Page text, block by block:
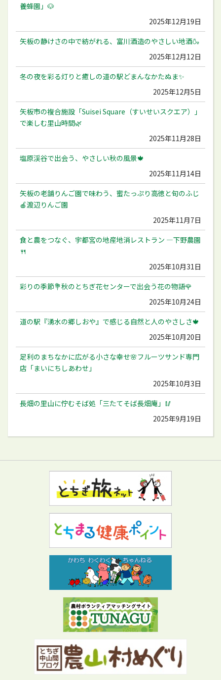
養蜂園」🐶
2025年12月19日
矢板の静けさの中で紡がれる、富川酒造のやさしい地酒🍶
2025年12月12日
冬の夜を彩る灯りと癒しの道の駅どまんなかたぬま✨
2025年12月5日
矢板市の複合施設「Suisei Square（すいせいスクエア）」
で楽しむ里山時間🌿
2025年11月28日
塩原渓谷で出会う、やさしい秋の風景🍁
2025年11月14日
矢板の老舗りんご園で味わう、蜜たっぷり高徳と旬のふじ
🍎渡辺りんご園
2025年11月7日
食と農をつなぐ、宇都宮の地産地消レストラン ―下野農園
🍴
2025年10月31日
彩りの季節💐秋のとちぎ花センターで出会う花の物語🌹
2025年10月24日
道の駅『湧水の郷しおや』で感じる自然と人のやさしさ🍁
2025年10月20日
足利のまちなかに広がる小さな幸せ🌸フルーツサンド専門
店「まいにちしあわせ」
2025年10月3日
長畑の里山に佇むそば処「三たてそば長畑庵」🥢
2025年9月19日